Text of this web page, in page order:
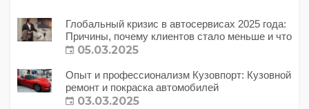
Глобальный кризис в автосервисах 2025 года:
Причины, почему клиентов стало меньше и что
с этим делать?
05.03.2025
Опыт и профессионализм Кузовпорт: Кузовной
ремонт и покраска автомобилей
03.03.2025